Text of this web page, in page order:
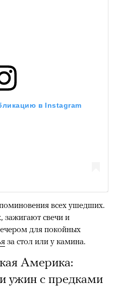
в Instagram
всех ушедших.
свечи и
для покойных
за стол или у камина.
Америка:
ужин с предками